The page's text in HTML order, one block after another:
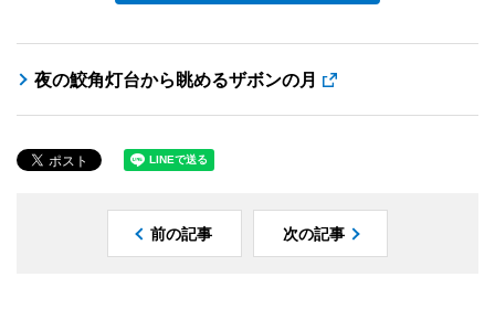
夜の鮫角灯台から眺めるザボンの月
前の記事 次の記事